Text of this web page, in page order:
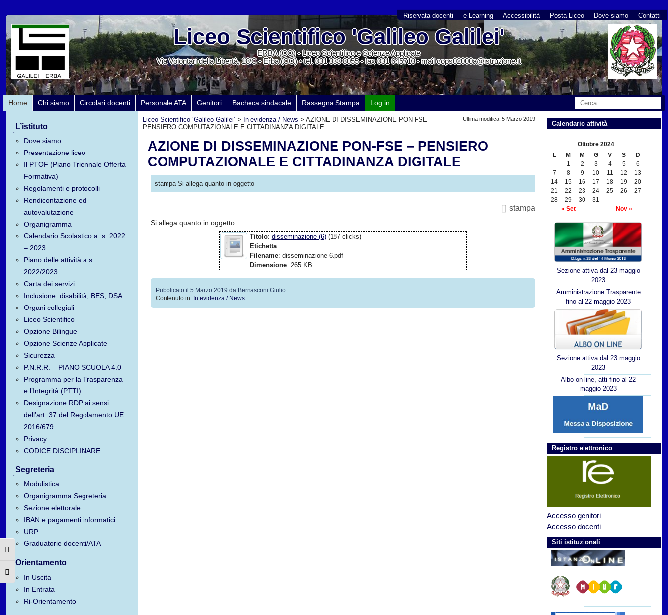
Attiva/disattiva alto contrasto
Attiva/disattiva dimensione testo
Contatti
Dove siamo
Posta Liceo
Accessibilità
e-Learning
Riservata docenti
Liceo Scientifico 'Galileo Galilei'
ERBA (CO) - Liceo Scientifico e Scienze Applicate
Via Volontari della Libertà, 18/C - Erba (CO) • tel. 031 333 8055 - fax 031 645713 - mail cops02000a@istruzione.it
Home Chi siamo Circolari docenti Personale ATA Genitori Bacheca sindacale Rassegna Stampa Log in
L’istituto
Dove siamo
Presentazione liceo
Il PTOF (Piano Triennale Offerta
Formativa)
Regolamenti e protocolli
Rendicontazione ed
autovalutazione
Organigramma
Calendario Scolastico a. s. 2022
– 2023
Piano delle attività a.s.
2022/2023
Carta dei servizi
Inclusione: disabilità, BES, DSA
Organi collegiali
Liceo Scientifico
Opzione Bilingue
Opzione Scienze Applicate
Sicurezza
P.N.R.R. – PIANO SCUOLA 4.0
Programma per la Trasparenza
e l’Integrità (PTTI)
Designazione RDP ai sensi
dell’art. 37 del Regolamento UE
2016/679
Privacy
CODICE DISCIPLINARE
Segreteria
Modulistica
Organigramma Segreteria
Sezione elettorale
IBAN e pagamenti informatici
URP
Graduatorie docenti/ATA
Orientamento
In Uscita
In Entrata
Ri-Orientamento
Ultima modifica: 5 Marzo 2019
Liceo Scientifico ‘Galileo Galilei’ > In evidenza / News > AZIONE DI DISSEMINAZIONE PON-FSE –
PENSIERO COMPUTAZIONALE E CITTADINANZA DIGITALE
AZIONE DI DISSEMINAZIONE PON-FSE – PENSIERO
COMPUTAZIONALE E CITTADINANZA DIGITALE
stampa Si allega quanto in oggetto
stampa
Si allega quanto in oggetto
Titolo: disseminazione (6)(187 clicks)
Etichetta:
Filename: disseminazione-6.pdf
Dimensione: 265 KB
Pubblicato il 5 Marzo 2019 da Bernasconi Giulio
Contenuto in: In evidenza / News
Calendario attività
Ottobre 2024
L
M M G V S
D
1
2 3 4 5
6
7
8 9 10 11 12
13
14
15 16 17 18 19
20
21
22 23 24 25 26
27
28
29 30
31
« Set
Nov »
Sezione attiva dal 23 maggio
2023
Amministrazione Trasparente
fino al 22 maggio 2023
Sezione attiva dal 23 maggio
2023
Albo on-line, atti fino al 22
maggio 2023
Registro elettronico
Accesso genitori
Accesso docenti
Siti istituzionali